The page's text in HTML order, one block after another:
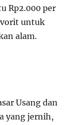
Rp2.000 per
untuk
alam.
Usang dan
yang jernih,